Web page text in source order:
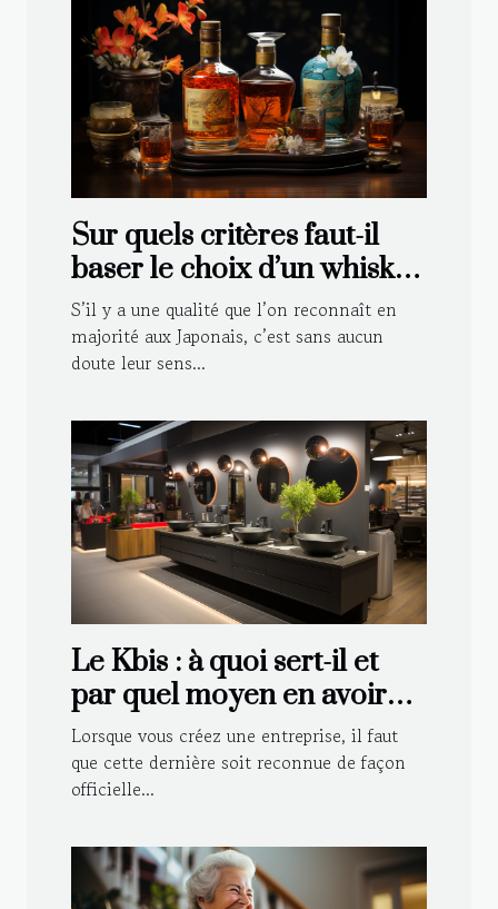
Sur quels critères faut-il
baser le choix d’un whisky
japonais ?
S’il y a une qualité que l’on reconnaît en
majorité aux Japonais, c’est sans aucun
doute leur sens...
Le Kbis : à quoi sert-il et
par quel moyen en avoir
pour sa société ?
Lorsque vous créez une entreprise, il faut
que cette dernière soit reconnue de façon
officielle...